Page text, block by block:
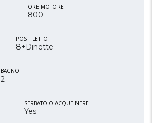
ORE MOTORE
800
POSTI LETTO
8+Dinette
BAGNO
2
SERBATOIO ACQUE NERE
Yes